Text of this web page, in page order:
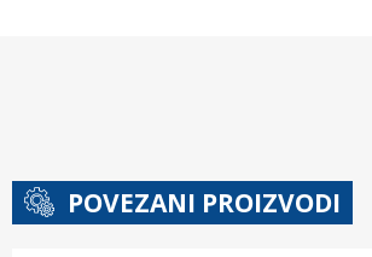
POVEZANI PROIZVODI